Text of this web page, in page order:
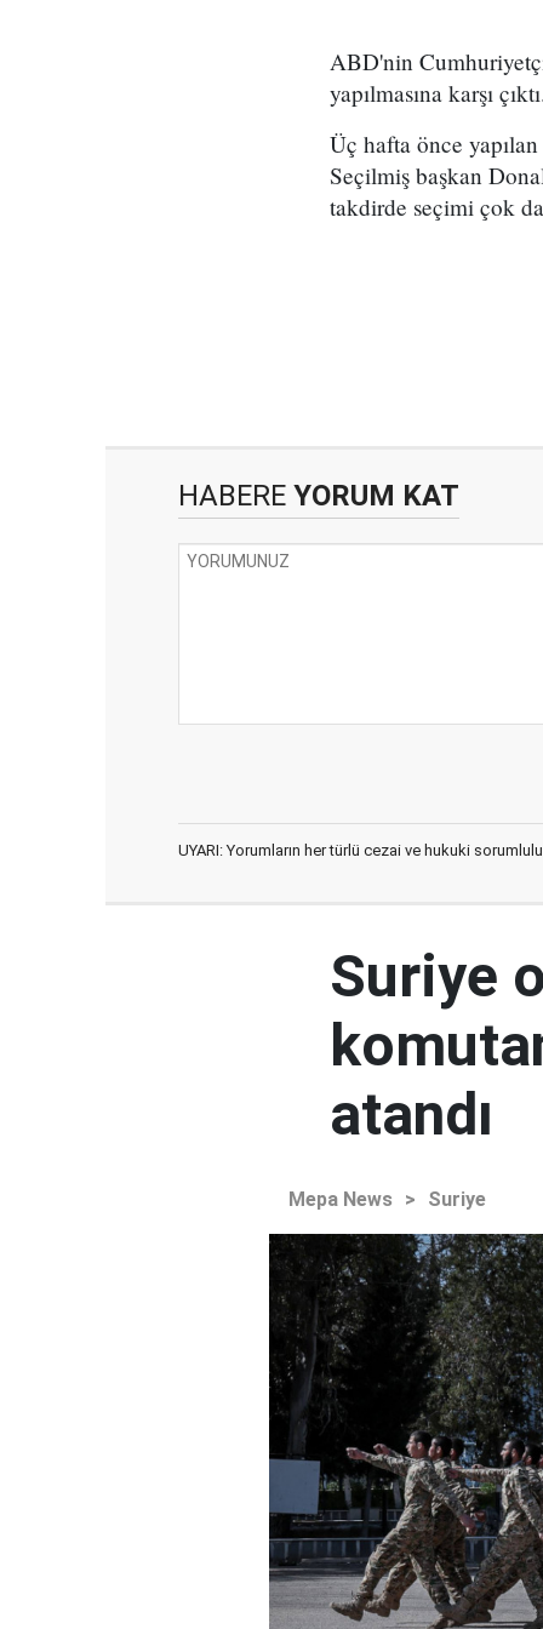
ABD'nin
yapılmasına karşı
Üç hafta önce
Seçilmiş başkan
takdirde seçimi çok
HABERE YORUM KAT
UYARI: Yorumların her türlü cezai ve hukuki
Suriye
atandı
Mepa News > Suriye